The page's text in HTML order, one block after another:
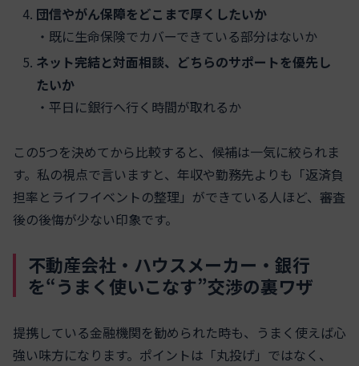
団信やがん保障をどこまで厚くしたいか
・既に生命保険でカバーできている部分はないか
ネット完結と対面相談、どちらのサポートを優先し
たいか
・平日に銀行へ行く時間が取れるか
この5つを決めてから比較すると、候補は一気に絞られま
す。私の視点で言いますと、年収や勤務先よりも「返済負
担率とライフイベントの整理」ができている人ほど、審査
後の後悔が少ない印象です。
不動産会社・ハウスメーカー・銀行
を“うまく使いこなす”交渉の裏ワザ
提携している金融機関を勧められた時も、うまく使えば心
強い味方になります。ポイントは「丸投げ」ではなく、